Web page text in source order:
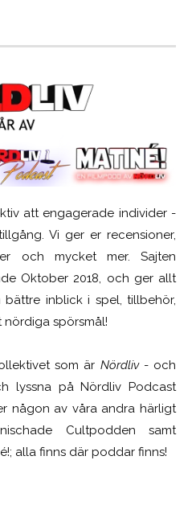
att engagerade individer -
Vi ger er recensioner,
och mycket mer. Sajten
Oktober 2018, och ger allt
inblick i spel, tillbehör,
spörsmål!
som är Nördliv- och
lyssna på Nördliv Podcast
någon av våra andra härligt
Cultpodden samt
alla finns där poddar finns!